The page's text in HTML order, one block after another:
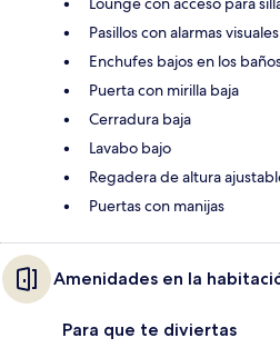
Pasillos con alarmas visuales
Enchufes bajos en los
Puerta con mirilla baja
Cerradura baja
Lavabo bajo
Regadera de altura
Puertas con manijas
Amenidades en la
Para que te diviertas